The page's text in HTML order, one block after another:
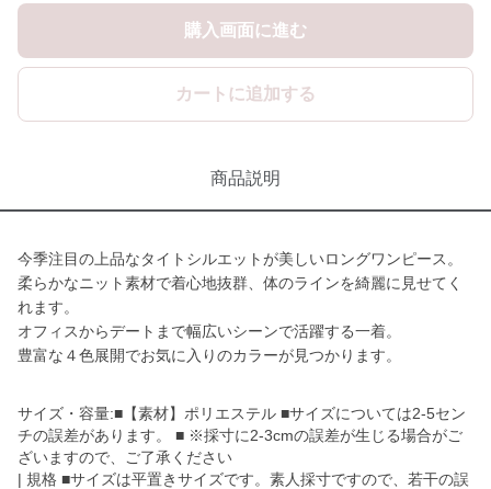
購入画面に進む
カートに追加する
商品説明
今季注目の上品なタイトシルエットが美しいロングワンピース。
柔らかなニット素材で着心地抜群、体のラインを綺麗に見せてく
れます。
オフィスからデートまで幅広いシーンで活躍する一着。
豊富な４色展開でお気に入りのカラーが見つかります。
サイズ・容量:■【素材】ポリエステル ■サイズについては2-5セン
チの誤差があります。 ■ ※採寸に2-3cmの誤差が生じる場合がご
ざいますので、ご了承ください
| 規格 ■サイズは平置きサイズです。素人採寸ですので、若干の誤